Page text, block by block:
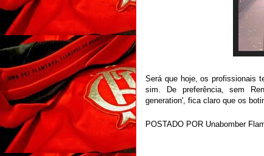
Será que hoje, os profissionais
sim. De preferência, sem
generation', fica claro que os
POSTADO POR Unabomber